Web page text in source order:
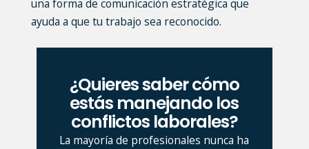
una forma de comunicación estratégica que
ayuda a que tu trabajo sea reconocido.
¿Quieres saber cómo
estás manejando los
conflictos laborales?
La mayoría de profesionales nunca ha